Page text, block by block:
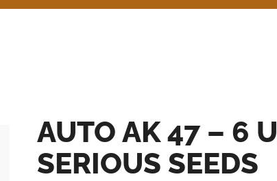
AUTO AK 47 – 6
SERIOUS SEEDS